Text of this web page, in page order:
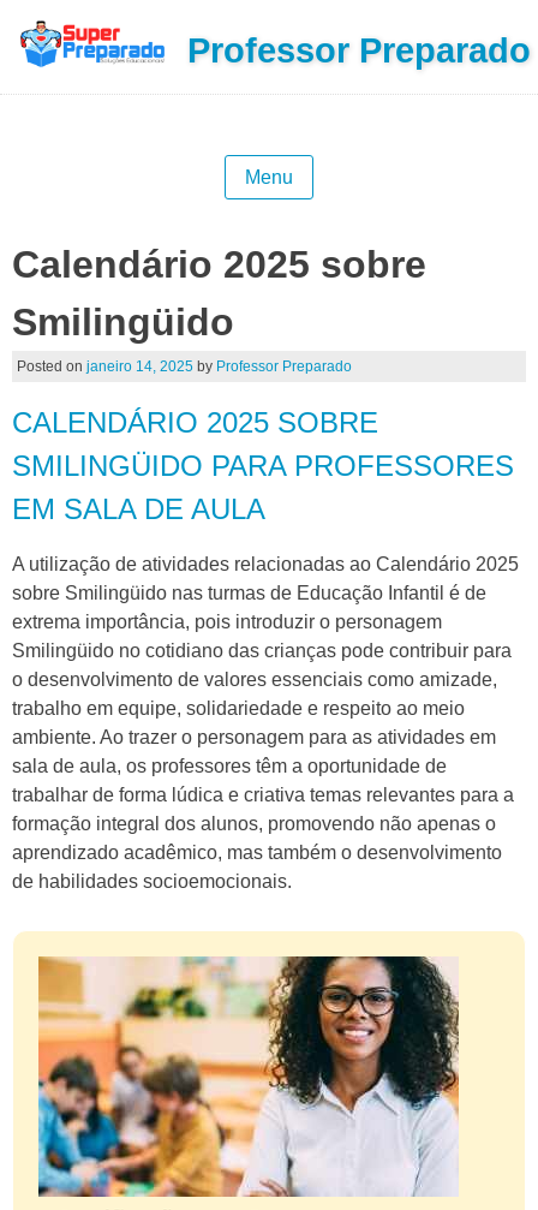
Professor Preparado
Menu
Calendário 2025 sobre
Smilingüido
Posted on janeiro 14, 2025by Professor Preparado
CALENDÁRIO 2025 SOBRE
SMILINGÜIDO PARA PROFESSORES
EM SALA DE AULA
A utilização de atividades relacionadas ao Calendário 2025
sobre Smilingüido nas turmas de Educação Infantil é de
extrema importância, pois introduzir o personagem
Smilingüido no cotidiano das crianças pode contribuir para
o desenvolvimento de valores essenciais como amizade,
trabalho em equipe, solidariedade e respeito ao meio
ambiente. Ao trazer o personagem para as atividades em
sala de aula, os professores têm a oportunidade de
trabalhar de forma lúdica e criativa temas relevantes para a
formação integral dos alunos, promovendo não apenas o
aprendizado acadêmico, mas também o desenvolvimento
de habilidades socioemocionais.